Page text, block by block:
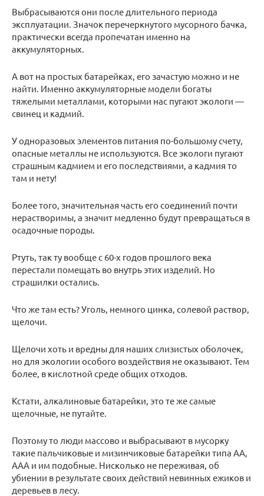
Выбрасываются они после длительного периода
эксплуатации. Значок перечеркнутого мусорного бачка,
практически всегда пропечатан именно на
аккумуляторных.
А вот на простых батарейках, его зачастую можно и не
найти. Именно аккумуляторные модели богаты
тяжелыми металлами, которыми нас пугают экологи —
свинец и кадмий.
У одноразовых элементов питания по-большому счету,
опасные металлы не используются. Все экологи пугают
страшным кадмием и его последствиями, а кадмия то
там и нету!
Более того, значительная часть его соединений почти
нерастворимы, а значит медленно будут превращаться в
осадочные породы.
Ртуть, так ту вообще с 60-х годов прошлого века
перестали помещать во внутрь этих изделий. Но
страшилки остались.
Что же там есть? Уголь, немного цинка, солевой раствор,
щелочи.
Щелочи хоть и вредны для наших слизистых оболочек,
но для экологии особого воздействия не оказывают. Тем
более, в кислотной среде общих отходов.
Кстати, алкалиновые батарейки, это те же самые
щелочные, не путайте.
Поэтому то люди массово и выбрасывают в мусорку
такие пальчиковые и мизинчиковые батарейки типа АА,
ААА и им подобные. Нисколько не переживая, об
убиении в результате своих действий невинных ежиков и
деревьев в лесу.